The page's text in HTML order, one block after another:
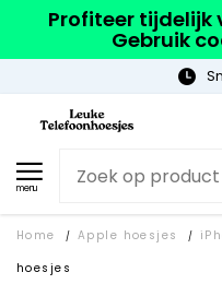
Profiteer tijdelijk
Gebruik
menu
Home / Apple hoesjes /
hoesjes